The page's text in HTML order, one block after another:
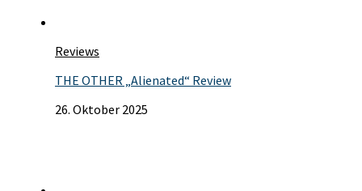
Reviews
THE OTHER „Alienated“ Review
26. Oktober 2025